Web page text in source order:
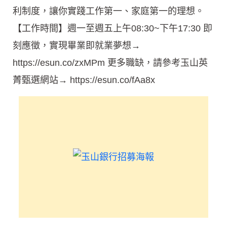
利制度，讓你實踐工作第一、家庭第一的理想。
【工作時間】週一至週五上午08:30~下午17:30 即
刻應徵，實現畢業即就業夢想→
https://esun.co/zxMPm 更多職缺，請參考玉山英
菁甄選網站→ https://esun.co/fAa8x